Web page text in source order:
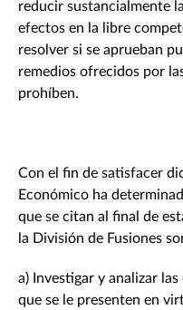
reducir sustancialmente
efectos en la libre
resolver si se aprueban
remedios ofrecidos por
prohíben.
Con el fin de satisfacer
Económico ha
que se citan al final de
la División de Fusiones
a) Investigar y analizar
que se le presenten en